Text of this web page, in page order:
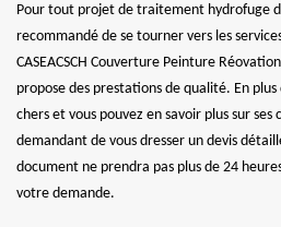
Pour tout projet de traitement hydrofuge
recommandé de se tourner vers les
CASEACSCH Couverture Peinture
propose des prestations de qualité. En
chers et vous pouvez en savoir plus sur
demandant de vous dresser un devis
document ne prendra pas plus de 24
votre demande.